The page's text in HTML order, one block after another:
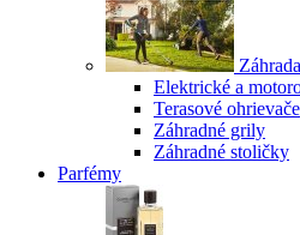
Záhrada
Elektrické a
Terasové ohrievače
Záhradné grily
Záhradné stoličky
Parfémy